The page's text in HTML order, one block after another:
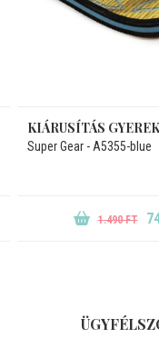
KIÁRUSÍTÁS
Super Gear - A5355-blue
1.490 FT